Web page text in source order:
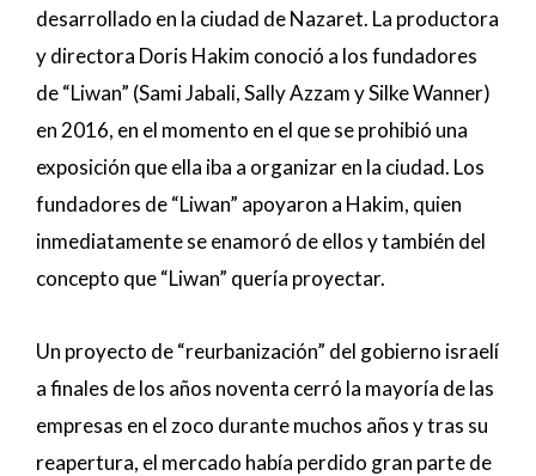
desarrollado en la ciudad de Nazaret. La productora
y directora Doris Hakim conoció a los fundadores
de “Liwan” (Sami Jabali, Sally Azzam y Silke Wanner)
en 2016, en el momento en el que se prohibió una
exposición que ella iba a organizar en la ciudad. Los
fundadores de “Liwan” apoyaron a Hakim, quien
inmediatamente se enamoró de ellos y también del
concepto que “Liwan” quería proyectar.
Un proyecto de “reurbanización” del gobierno israelí
a finales de los años noventa cerró la mayoría de las
empresas en el zoco durante muchos años y tras su
reapertura, el mercado había perdido gran parte de